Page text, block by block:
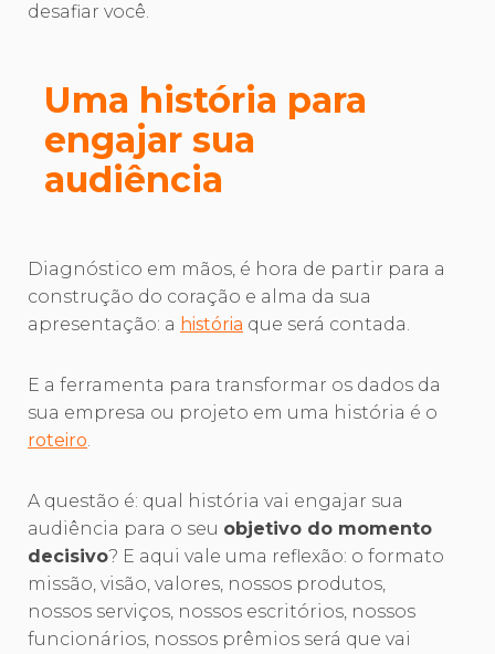
desafiar você.
Uma história para
engajar sua
audiência
Diagnóstico em mãos, é hora de partir para a
construção do coração e alma da sua
apresentação: a história que será contada.
E a ferramenta para transformar os dados da
sua empresa ou projeto em uma história é o
roteiro.
A questão é: qual história vai engajar sua
audiência para o seu objetivo do momento
decisivo? E aqui vale uma reflexão: o formato
missão, visão, valores, nossos produtos,
nossos serviços, nossos escritórios, nossos
funcionários, nossos prêmios será que vai